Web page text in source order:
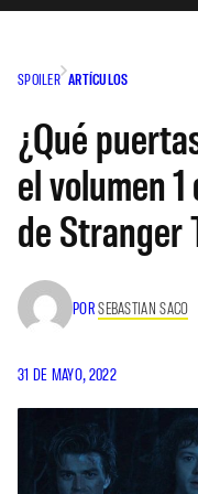
SPOILER ARTÍCULOS
¿Qué
el volumen
de Stranger
PORSEBASTIAN SACO
31 DE MAYO, 2022